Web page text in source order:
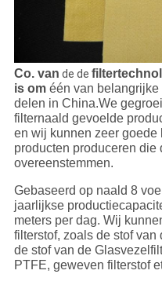
Co. van de de
is oméén van belangrijke
delen in China.We
filternaald gevoelde
en wij kunnen zeer
producten produceren die
overeenstemmen.
Gebaseerd op naald 8
jaarlijkse
meters per dag. Wij
filterstof, zoals de stof van
de stof van de
PTFE, geweven filterstof